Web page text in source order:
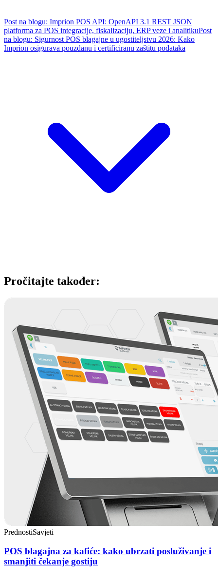
Post na blogu: Imprion POS API: OpenAPI 3.1 REST JSON
platforma za POS integracije, fiskalizaciju, ERP veze i analitikuPost
na blogu: Sigurnost POS blagajne u ugostiteljstvu 2026: Kako
Imprion osigurava pouzdanu i certificiranu zaštitu podataka
Pročitajte također:
PrednostiSavjeti
POS blagajna za kafiće: kako ubrzati posluživanje i
smanjiti čekanje gostiju